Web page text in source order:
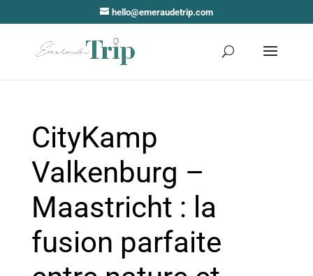
hello@emeraudetrip.com
CityKamp
Valkenburg –
Maastricht : la
fusion parfaite